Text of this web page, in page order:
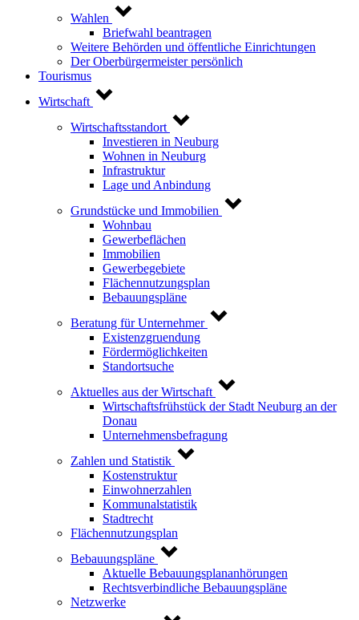
Wahlen
Briefwahl beantragen
Weitere Behörden und öffentliche Einrichtungen
Der Oberbürgermeister persönlich
Tourismus
Wirtschaft
Wirtschaftsstandort
Investieren in Neuburg
Wohnen in Neuburg
Infrastruktur
Lage und Anbindung
Grundstücke und Immobilien
Wohnbau
Gewerbeflächen
Immobilien
Gewerbegebiete
Flächennutzungsplan
Bebauungspläne
Beratung für Unternehmer
Existenzgruendung
Fördermöglichkeiten
Standortsuche
Aktuelles aus der Wirtschaft
Wirtschaftsfrühstück der Stadt Neuburg an der
Donau
Unternehmensbefragung
Zahlen und Statistik
Kostenstruktur
Einwohnerzahlen
Kommunalstatistik
Stadtrecht
Flächennutzungsplan
Bebauungspläne
Aktuelle Bebauungsplananhörungen
Rechtsverbindliche Bebauungspläne
Netzwerke